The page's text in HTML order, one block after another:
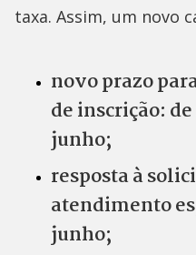
taxa. Assim, um novo
novo prazo
de inscrição:
junho;
resposta à
atendimento
junho;